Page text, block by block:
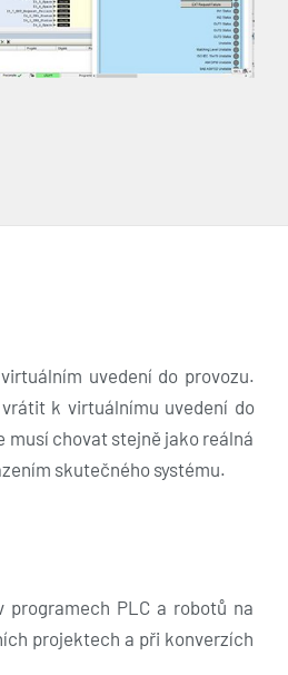
uvedení do provozu.
k virtuálnímu uvedení do
musí chovat stejně jako reálná
skutečného systému.
PLC a robotů na
projektech a při konverzích